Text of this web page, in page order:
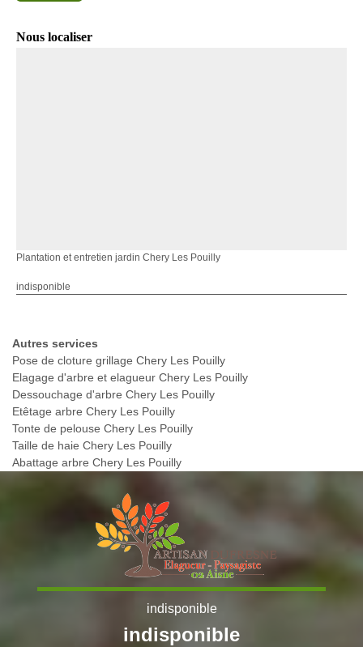
Nous localiser
Plantation et entretien jardin Chery Les Pouilly
indisponible
Autres services
Pose de cloture grillage Chery Les Pouilly
Elagage d'arbre et elagueur Chery Les Pouilly
Dessouchage d'arbre Chery Les Pouilly
Etêtage arbre Chery Les Pouilly
Tonte de pelouse Chery Les Pouilly
Taille de haie Chery Les Pouilly
Abattage arbre Chery Les Pouilly
indisponible
indisponible